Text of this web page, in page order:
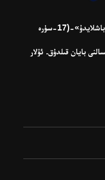
«شۈبھىسىزكى، بۇ قۇرئان ئەڭ توغرا يولغا باشلايدۇ»-(17-سۈرە
بايان قىلدۇق. ئۇلار